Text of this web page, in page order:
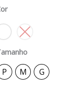
P M G